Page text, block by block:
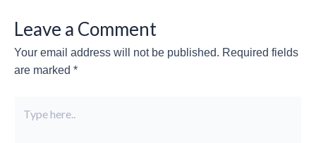
Leave a Comment
Your email address will not be published. Required fields
are marked *
here..